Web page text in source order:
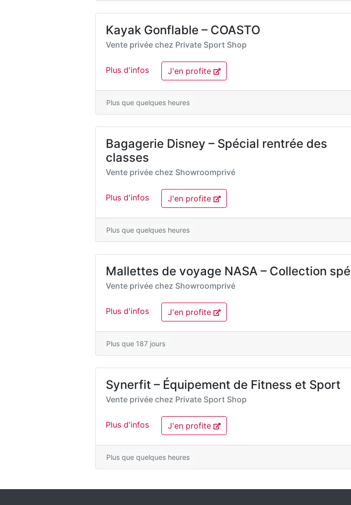
Kayak Gonflable – COASTO
Vente privée chez Private Sport Shop
Plus d'infos J'en profite
Plus que quelques heures
Bagagerie Disney – Spécial rentrée des
classes
Vente privée chez Showroomprivé
Plus d'infos J'en profite
Plus que quelques heures
Mallettes de voyage NASA – Collection
Vente privée chez Showroomprivé
Plus d'infos J'en profite
Plus que 187 jours
Synerfit – Équipement de Fitness et Sport
Vente privée chez Private Sport Shop
Plus d'infos J'en profite
Plus que quelques heures